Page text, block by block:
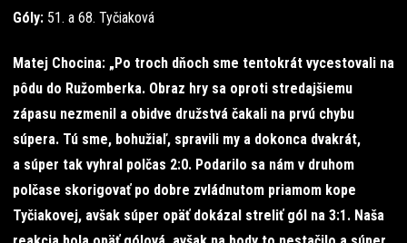
Góly: 51. a 68. Tyčiaková
Matej Chocina: „Po troch dňoch sme tentokrát vycestovali na
pôdu do Ružomberka. Obraz hry sa oproti stredajšiemu
zápasu nezmenil a obidve družstvá čakali na prvú chybu
súpera. Tú sme, bohužiaľ, spravili my a dokonca dvakrát,
a súper tak vyhral polčas 2:0. Podarilo sa nám v druhom
polčase skorigovať po dobre zvládnutom priamom kope
Tyčiakovej, avšak súper opäť dokázal streliť gól na 3:1. Naša